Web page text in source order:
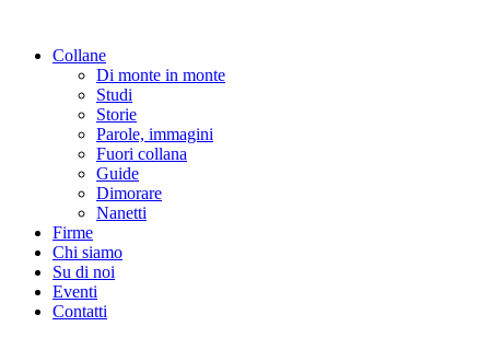
contenutoCollane
Di monte in monte
Studi
Storie
Parole, immagini
Fuori collana
Guide
Dimorare
Nanetti
Firme
Chi siamo
Su di noi
Eventi
Contatti